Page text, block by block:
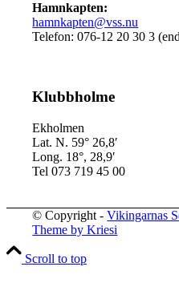
Hamnkapten:
hamnkapten@vss.nu
Telefon: 076-12 20 30 3
Klubbholme
Ekholmen
Lat. N. 59° 26,8′
Long. 18°, 28,9′
Tel 073 719 45 00
© Copyright -Vikingarnas
Theme by Kriesi
Scroll to top